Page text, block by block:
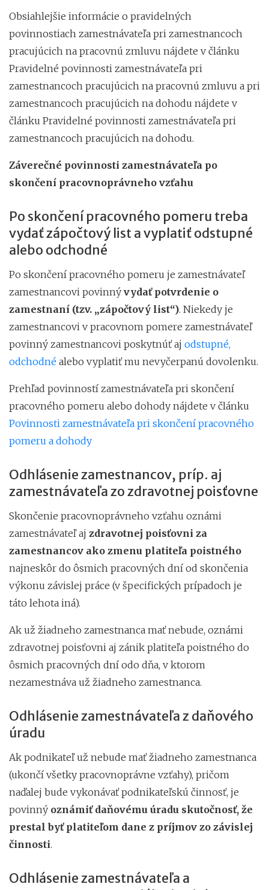
Obsiahlejšie informácie o pravidelných
povinnostiach zamestnávateľa pri zamestnancoch
pracujúcich na pracovnú zmluvu nájdete v článku
Pravidelné povinnosti zamestnávateľa pri
zamestnancoch pracujúcich na pracovnú zmluvu a pri
zamestnancoch pracujúcich na dohodu nájdete v
článku Pravidelné povinnosti zamestnávateľa pri
zamestnancoch pracujúcich na dohodu.
Záverečné povinnosti zamestnávateľa po
skončení pracovnoprávneho vzťahu
Po skončení pracovného pomeru treba
vydať zápočtový list a vyplatiť odstupné
alebo odchodné
Po skončení pracovného pomeru je zamestnávateľ
zamestnancovi povinný vydať potvrdenie o
zamestnaní (tzv. „zápočtový list“). Niekedy je
zamestnancovi v pracovnom pomere zamestnávateľ
povinný zamestnancovi poskytnúť aj odstupné,
odchodné alebo vyplatiť mu nevyčerpanú dovolenku.
Prehľad povinností zamestnávateľa pri skončení
pracovného pomeru alebo dohody nájdete v článku
Povinnosti zamestnávateľa pri skončení pracovného
pomeru a dohody
Odhlásenie zamestnancov, príp. aj
zamestnávateľa zo zdravotnej poisťovne
Skončenie pracovnoprávneho vzťahu oznámi
zamestnávateľ aj zdravotnej poisťovni za
zamestnancov ako zmenu platiteľa poistného
najneskôr do ôsmich pracovných dní od skončenia
výkonu závislej práce (v špecifických prípadoch je
táto lehota iná).
Ak už žiadneho zamestnanca mať nebude, oznámi
zdravotnej poisťovni aj zánik platiteľa poistného do
ôsmich pracovných dní odo dňa, v ktorom
nezamestnáva už žiadneho zamestnanca.
Odhlásenie zamestnávateľa z daňového
úradu
Ak podnikateľ už nebude mať žiadneho zamestnanca
(ukončí všetky pracovnoprávne vzťahy), pričom
naďalej bude vykonávať podnikateľskú činnosť, je
povinný oznámiť daňovému úradu skutočnosť, že
prestal byť platiteľom dane z príjmov zo závislej
činnosti.
Odhlásenie zamestnávateľa a